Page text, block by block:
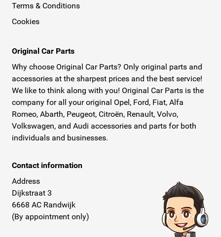
Terms & Conditions
Cookies
Original Car Parts
Why choose Original Car Parts? Only original parts and
accessories at the sharpest prices and the best service!
We like to think along with you! Original Car Parts is the
company for all your original Opel, Ford, Fiat, Alfa
Romeo, Abarth, Peugeot, Citroën, Renault, Volvo,
Volkswagen, and Audi accessories and parts for both
individuals and businesses.
Contact information
Address
Dijkstraat 3
6668 AC Randwijk
(By appointment only)